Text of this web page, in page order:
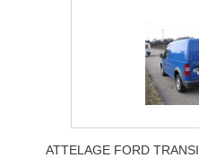
ATTELAGE FORD